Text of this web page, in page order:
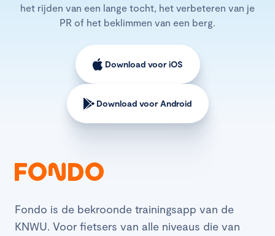
het rijden van een lange tocht, het verbeteren van je
PR of het beklimmen van een berg.
Download voor iOS
Download voor Android
Fondo is de bekroonde trainingsapp van de
KNWU. Voor fietsers van alle niveaus die van